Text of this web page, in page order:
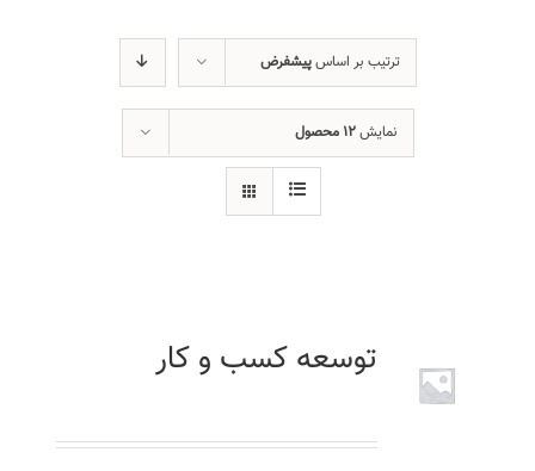
فیلم های آموزشی
درباره ما
ترتیب بر اساسپیشفرض
نمایش۱۲ محصول
توسعه کسب و کار